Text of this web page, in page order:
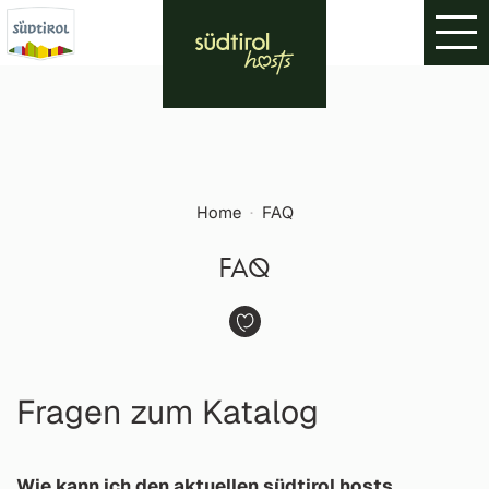
Home· FAQ
FAQ
Fragen zum Katalog